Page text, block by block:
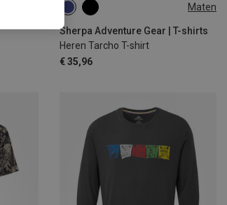
Maten
Sherpa Adventure Gear | T-shirts
Heren Tarcho T-shirt
€ 35,96
M